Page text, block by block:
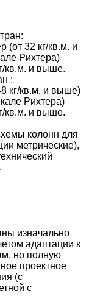
(от 32 кг/кв.м. и
Рихтера)
кв.м. и выше.
:
кг/кв.м. и выше)
Рихтера)
кв.м. и выше.
колонн для
метрические),
изначально
адаптации к
но полную
проектное
(с
с